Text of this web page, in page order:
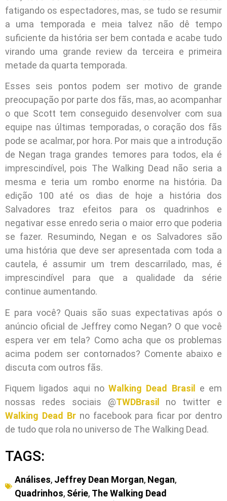
fatigando os espectadores, mas, se tudo se resumir
a uma temporada e meia talvez não dê tempo
suficiente da história ser bem contada e acabe tudo
virando uma grande review da terceira e primeira
metade da quarta temporada.
Esses seis pontos podem ser motivo de grande
preocupação por parte dos fãs, mas, ao acompanhar
o que Scott tem conseguido desenvolver com sua
equipe nas últimas temporadas, o coração dos fãs
pode se acalmar, por hora. Por mais que a introdução
de Negan traga grandes temores para todos, ela é
imprescindível, pois The Walking Dead não seria a
mesma e teria um rombo enorme na história. Da
edição 100 até os dias de hoje a história dos
Salvadores traz efeitos para os quadrinhos e
negativar esse enredo seria o maior erro que poderia
se fazer. Resumindo, Negan e os Salvadores são
uma história que deve ser apresentada com toda a
cautela, é assumir um trem descarrilado, mas, é
imprescindível para que a qualidade da série
continue aumentando.
E para você? Quais são suas expectativas após o
anúncio oficial de Jeffrey como Negan? O que você
espera ver em tela? Como acha que os problemas
acima podem ser contornados? Comente abaixo e
discuta com outros fãs.
Fiquem ligados aqui no Walking Dead Brasil
e em
nossas redes sociais @TWDBrasil
no twitter e
Walking Dead Brno facebook para ficar por dentro
de tudo que rola no universo de The Walking Dead.
TAGS:
Análises, Jeffrey Dean Morgan, Negan,
Quadrinhos, Série, The Walking Dead